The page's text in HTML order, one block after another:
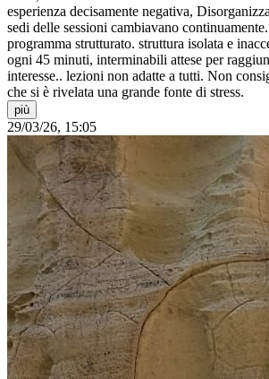
esperienza decisamente negativa,
sedi delle sessioni cambiavano
programma strutturato. struttura isolata e
ogni 45 minuti, interminabili attese per
interesse.. lezioni non adatte a tutti. Non
che si è rivelata una grande fonte di stress.
più
29/03/26, 15:05